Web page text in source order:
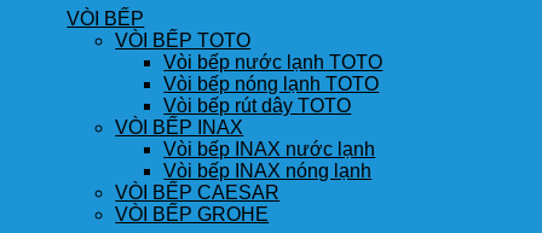
VÒI BẾP
VÒI BẾP TOTO
Vòi bếp nước lạnh TOTO
Vòi bếp nóng lạnh TOTO
Vòi bếp rút dây TOTO
VÒI BẾP INAX
Vòi bếp INAX nước lạnh
Vòi bếp INAX nóng lạnh
VÒI BẾP CAESAR
VÒI BẾP GROHE